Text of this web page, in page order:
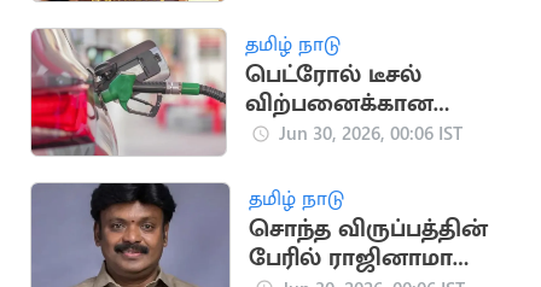
தமிழ் நாடு
பெட்ரோல் டீசல்
விற்பனைக்கான
கட்டுப்பாடு
Jun 30, 2026, 00:06 IST
தமிழ் நாடு
சொந்த விருப்பத்தின்
பேரில் ராஜினாமா